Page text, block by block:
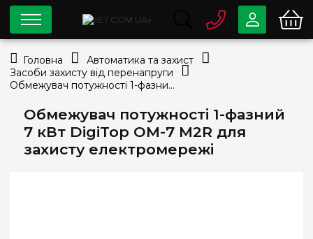
Обмежувач потужності 1-фазний
7 кВт DigiTop ОМ-7 M2R для
захисту електромережі
0 800 33-63-07
info@e7.com.ua
334-79-78
Viber Telegram
Головна
Автоматика та захист
Засоби захисту від перенапруги
Обмежувач потужності 1-фазний 7 кВт DigiTop ОМ-7 M2R для захисту електромережі